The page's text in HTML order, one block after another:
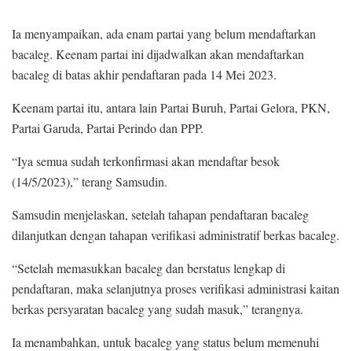
Ia menyampaikan, ada enam partai yang belum mendaftarkan
bacaleg. Keenam partai ini dijadwalkan akan mendaftarkan
bacaleg di batas akhir pendaftaran pada 14 Mei 2023.
Keenam partai itu, antara lain Partai Buruh, Partai Gelora, PKN,
Partai Garuda, Partai Perindo dan PPP.
“Iya semua sudah terkonfirmasi akan mendaftar besok
(14/5/2023),” terang Samsudin.
Samsudin menjelaskan, setelah tahapan pendaftaran bacaleg
dilanjutkan dengan tahapan verifikasi administratif berkas bacaleg.
“Setelah memasukkan bacaleg dan berstatus lengkap di
pendaftaran, maka selanjutnya proses verifikasi administrasi kaitan
berkas persyaratan bacaleg yang sudah masuk,” terangnya.
Ia menambahkan, untuk bacaleg yang status belum memenuhi